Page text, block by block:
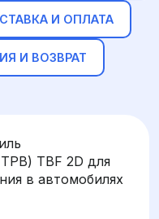
И ОПЛАТА
И ВОЗВРАТ
TBF 2D для
в автомобилях